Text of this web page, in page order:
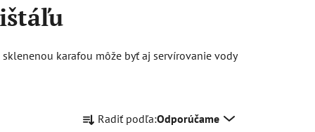
sklenenou karafou môže byť aj servírovanie vody
a Radiť podľa:Odporúčame